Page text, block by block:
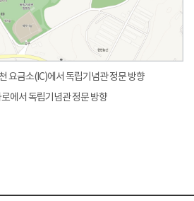
요금소(IC)에서 독립기념관 정문 방향
에서 독립기념관 정문 방향